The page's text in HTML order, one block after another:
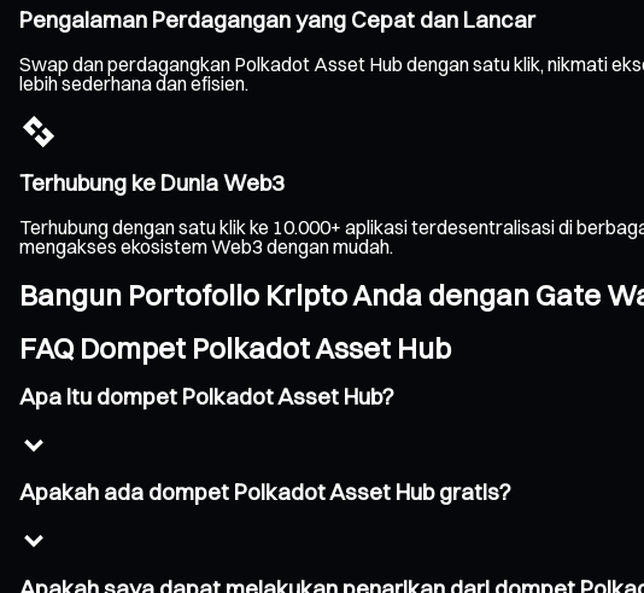
Pengalaman Perdagangan yang Cepat dan Lancar
Swap dan perdagangkan Polkadot Asset Hub dengan satu klik, nikmati
lebih sederhana dan efisien.
Terhubung ke Dunia Web3
Terhubung dengan satu klik ke 10.000+ aplikasi terdesentralisasi di
mengakses ekosistem Web3 dengan mudah.
Bangun Portofolio Kripto Anda dengan Gate
FAQ Dompet Polkadot Asset Hub
Apa itu dompet Polkadot Asset Hub?
Apakah ada dompet Polkadot Asset Hub gratis?